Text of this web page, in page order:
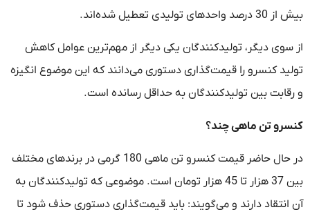
بیش از 30 درصد واحدهای تولیدی تعطیل شده‌اند.
از سوی دیگر، تولیدکنندگان یکی دیگر از مهم‌ترین عوامل کاهش
تولید کنسرو را قیمت‌گذاری دستوری می‌دانند که این موضوع انگیزه
و رقابت بین تولیدکنندگان به حداقل رسانده است.
کنسرو تن ماهی چند؟
در حال حاضر قیمت کنسرو تن ماهی 180 گرمی در برندهای مختلف
بین 37 هزار تا 45 هزار تومان است. موضوعی که تولیدکنندگان به
آن انتقاد دارند و می‌گویند: باید قیمت‌گذاری دستوری حذف شود تا